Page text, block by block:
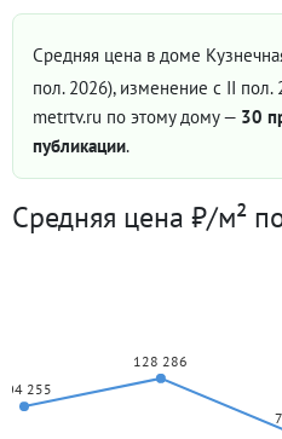
Средняя цена в доме
пол. 2026), изменение с II пол.
metrtv.ru по этому дому — 30
публикации.
Средняя цена ₽/м²
255
128 286